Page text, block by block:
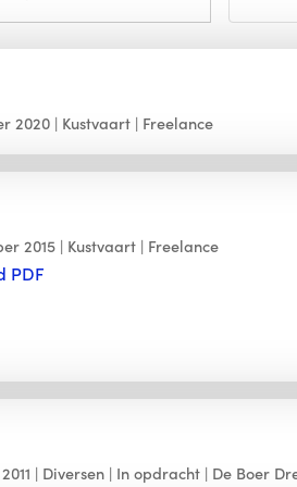
2020 Kustvaart Freelance
2015 Kustvaart Freelance
PDF
Diversen In opdracht De Boer